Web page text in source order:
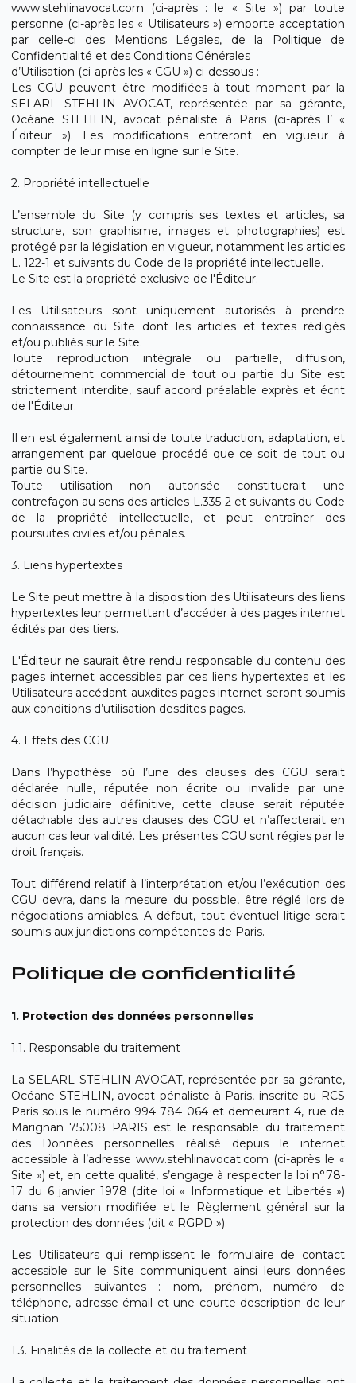
www.stehlinavocat.com (ci-après : le « Site ») par toute
personne (ci-après les « Utilisateurs ») emporte acceptation
par celle-ci des Mentions Légales, de la Politique de
Confidentialité et des Conditions Générales
d’Utilisation (ci-après les « CGU ») ci-dessous :
Les CGU peuvent être modifiées à tout moment par la
SELARL STEHLIN AVOCAT, représentée par sa gérante,
Océane STEHLIN, avocat pénaliste à Paris (ci-après l’ «
Éditeur »). Les modifications entreront en vigueur à
compter de leur mise en ligne sur le Site.
2. Propriété intellectuelle
L’ensemble du Site (y compris ses textes et articles, sa
structure, son graphisme, images et photographies) est
protégé par la législation en vigueur, notamment les articles
L. 122-1 et suivants du Code de la propriété intellectuelle.
Le Site est la propriété exclusive de l'Éditeur.
Les Utilisateurs sont uniquement autorisés à prendre
connaissance du Site dont les articles et textes rédigés
et/ou publiés sur le Site.
Toute reproduction intégrale ou partielle, diffusion,
détournement commercial de tout ou partie du Site est
strictement interdite, sauf accord préalable exprès et écrit
de l'Éditeur.
Il en est également ainsi de toute traduction, adaptation, et
arrangement par quelque procédé que ce soit de tout ou
partie du Site.
Toute utilisation non autorisée constituerait une
contrefaçon au sens des articles L.335-2 et suivants du Code
de la propriété intellectuelle, et peut entraîner des
poursuites civiles et/ou pénales.
3. Liens hypertextes
Le Site peut mettre à la disposition des Utilisateurs des liens
hypertextes leur permettant d’accéder à des pages internet
édités par des tiers.
L'Éditeur ne saurait être rendu responsable du contenu des
pages internet accessibles par ces liens hypertextes et les
Utilisateurs accédant auxdites pages internet seront soumis
aux conditions d’utilisation desdites pages.
4. Effets des CGU
Dans l’hypothèse où l’une des clauses des CGU serait
déclarée nulle, réputée non écrite ou invalide par une
décision judiciaire définitive, cette clause serait réputée
détachable des autres clauses des CGU et n’affecterait en
aucun cas leur validité. Les présentes CGU sont régies par le
droit français.
Tout différend relatif à l’interprétation et/ou l’exécution des
CGU devra, dans la mesure du possible, être réglé lors de
négociations amiables. A défaut, tout éventuel litige serait
soumis aux juridictions compétentes de Paris.
Politique de confidentialité
1. Protection des données personnelles
1.1. Responsable du traitement
La SELARL STEHLIN AVOCAT, représentée par sa gérante,
Océane STEHLIN, avocat pénaliste à Paris, inscrite au RCS
Paris sous le numéro 994 784 064 et demeurant 4, rue de
Marignan 75008 PARIS est le responsable du traitement
des Données personnelles réalisé depuis le internet
accessible à l’adresse www.stehlinavocat.com (ci-après le «
Site ») et, en cette qualité, s’engage à respecter la loi n°78-
17 du 6 janvier 1978 (dite loi « Informatique et Libertés »)
dans sa version modifiée et le Règlement général sur la
protection des données (dit « RGPD »).
Les Utilisateurs qui remplissent le formulaire de contact
accessible sur le Site communiquent ainsi leurs données
personnelles suivantes : nom, prénom, numéro de
téléphone, adresse émail et une courte description de leur
situation.
1.3. Finalités de la collecte et du traitement